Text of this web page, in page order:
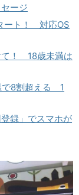
ージ
ート！ 対応OS
て！ 18歳未満は
で8割超える 1
録」でスマホが